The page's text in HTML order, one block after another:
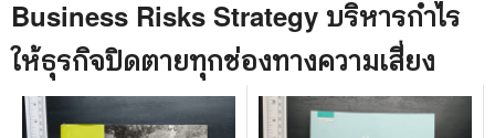
Business Risks Strategy บริหารกำไร
ให้ธุรกิจปิดตายทุกช่องทางความเสี่ยง